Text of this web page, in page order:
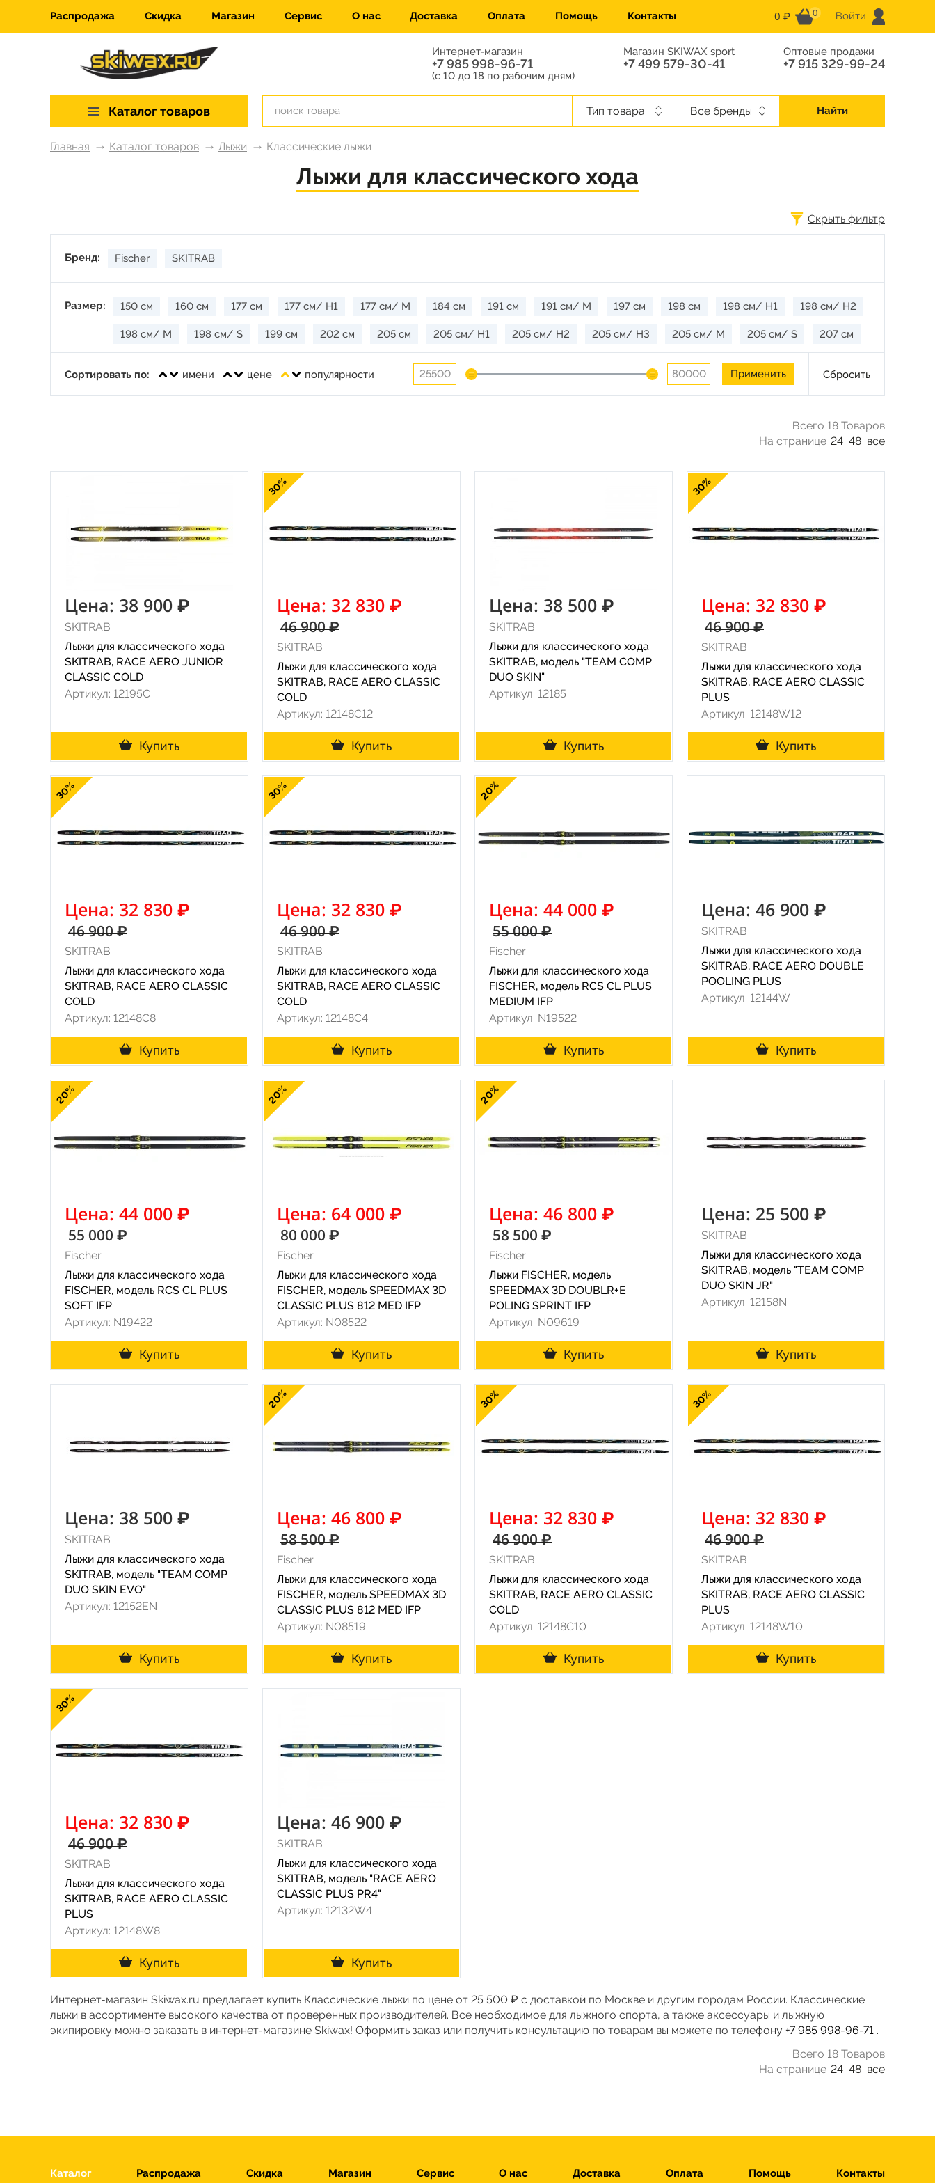
Распродажа Скидка Магазин Сервис О нас Доставка Оплата Помощь Контакты 0 ₽ 0 Войти
Интернет-магазин
+7 985 998-96-71
(с 10 до 18 по рабочим дням)
Магазин SKIWAX sport
+7 499 579-30-41
Оптовые продажи
+7 915 329-99-24
Каталог товаров Тип товара Все бренды Найти
Главная Каталог товаров Лыжи Классические лыжи
Лыжи для классического хода
Скрыть фильтр
Бренд: Fischer SKITRAB
Размер: 150 см 160 см 177 см 177 см/ H1 177 см/ M 184 см 191 см 191 см/ M 197 см 198 см 198 см/ H1 198 см/ H2
198 см/ M 198 см/ S 199 см 202 см 205 см 205 см/ H1 205 см/ H2 205 см/ H3 205 см/ M 205 см/ S 207 см
Сортировать по: имени цене популярности Сбросить
Всего 18 Товаров
На странице 24 48 все
Цена: 38 900 ₽
SKITRAB
Лыжи для классического хода
SKITRAB, RACE AERO JUNIOR
CLASSIC COLD
Артикул: 12195C
Купить
30%
Цена: 32 830 ₽
46 900 ₽
SKITRAB
Лыжи для классического хода
SKITRAB, RACE AERO CLASSIC
COLD
Артикул: 12148C12
Купить
Цена: 38 500 ₽
SKITRAB
Лыжи для классического хода
SKITRAB, модель "TEAM COMP
DUO SKIN"
Артикул: 12185
Купить
30%
Цена: 32 830 ₽
46 900 ₽
SKITRAB
Лыжи для классического хода
SKITRAB, RACE AERO CLASSIC
PLUS
Артикул: 12148W12
Купить
30%
Цена: 32 830 ₽
46 900 ₽
SKITRAB
Лыжи для классического хода
SKITRAB, RACE AERO CLASSIC
COLD
Артикул: 12148C8
Купить
30%
Цена: 32 830 ₽
46 900 ₽
SKITRAB
Лыжи для классического хода
SKITRAB, RACE AERO CLASSIC
COLD
Артикул: 12148C4
Купить
20%
Цена: 44 000 ₽
55 000 ₽
Fischer
Лыжи для классического хода
FISCHER, модель RCS CL PLUS
MEDIUM IFP
Артикул: N19522
Купить
Цена: 46 900 ₽
SKITRAB
Лыжи для классического хода
SKITRAB, RACE AERO DOUBLE
POOLING PLUS
Артикул: 12144W
Купить
20%
Цена: 44 000 ₽
55 000 ₽
Fischer
Лыжи для классического хода
FISCHER, модель RCS CL PLUS
SOFT IFP
Артикул: N19422
Купить
20%
Цена: 64 000 ₽
80 000 ₽
Fischer
Лыжи для классического хода
FISCHER, модель SPEEDMAX 3D
CLASSIC PLUS 812 MED IFP
Артикул: N08522
Купить
20%
Цена: 46 800 ₽
58 500 ₽
Fischer
Лыжи FISCHER, модель
SPEEDMAX 3D DOUBLR+E
POLING SPRINT IFP
Артикул: N09619
Купить
Цена: 25 500 ₽
SKITRAB
Лыжи для классического хода
SKITRAB, модель "TEAM COMP
DUO SKIN JR"
Артикул: 12158N
Купить
Цена: 38 500 ₽
SKITRAB
Лыжи для классического хода
SKITRAB, модель "TEAM COMP
DUO SKIN EVO"
Артикул: 12152EN
Купить
20%
Цена: 46 800 ₽
58 500 ₽
Fischer
Лыжи для классического хода
FISCHER, модель SPEEDMAX 3D
CLASSIC PLUS 812 MED IFP
Артикул: N08519
Купить
30%
Цена: 32 830 ₽
46 900 ₽
SKITRAB
Лыжи для классического хода
SKITRAB, RACE AERO CLASSIC
COLD
Артикул: 12148C10
Купить
30%
Цена: 32 830 ₽
46 900 ₽
SKITRAB
Лыжи для классического хода
SKITRAB, RACE AERO CLASSIC
PLUS
Артикул: 12148W10
Купить
30%
Цена: 32 830 ₽
46 900 ₽
SKITRAB
Лыжи для классического хода
SKITRAB, RACE AERO CLASSIC
PLUS
Артикул: 12148W8
Купить
Цена: 46 900 ₽
SKITRAB
Лыжи для классического хода
SKITRAB, модель "RACE AERO
CLASSIC PLUS PR4"
Артикул: 12132W4
Купить
Интернет-магазин Skiwax.ru предлагает купить Классические лыжи по цене от 25 500 ₽ с доставкой по Москве и другим городам России. Классические
лыжи в ассортименте высокого качества от проверенных производителей. Все необходимое для лыжного спорта, а также аксессуары и лыжную
экипировку можно заказать в интернет-магазине Skiwax! Оформить заказ или получить консультацию по товарам вы можете по телефону +7 985 998-96-71 .
Всего 18 Товаров
На странице 24 48 все
Каталог Распродажа Скидка Магазин Сервис О нас Доставка Оплата Помощь Контакты